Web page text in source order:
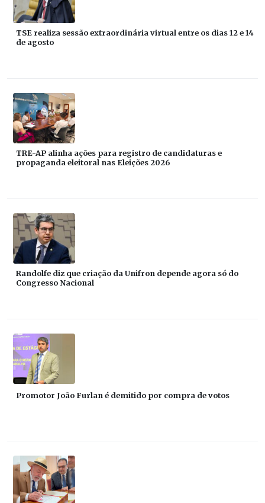
TSE realiza sessão extraordinária virtual entre os dias 12 e 14
de agosto
TRE-AP alinha ações para registro de candidaturas e
propaganda eleitoral nas Eleições 2026
Randolfe diz que criação da Unifron depende agora só do
Congresso Nacional
Promotor João Furlan é demitido por compra de votos